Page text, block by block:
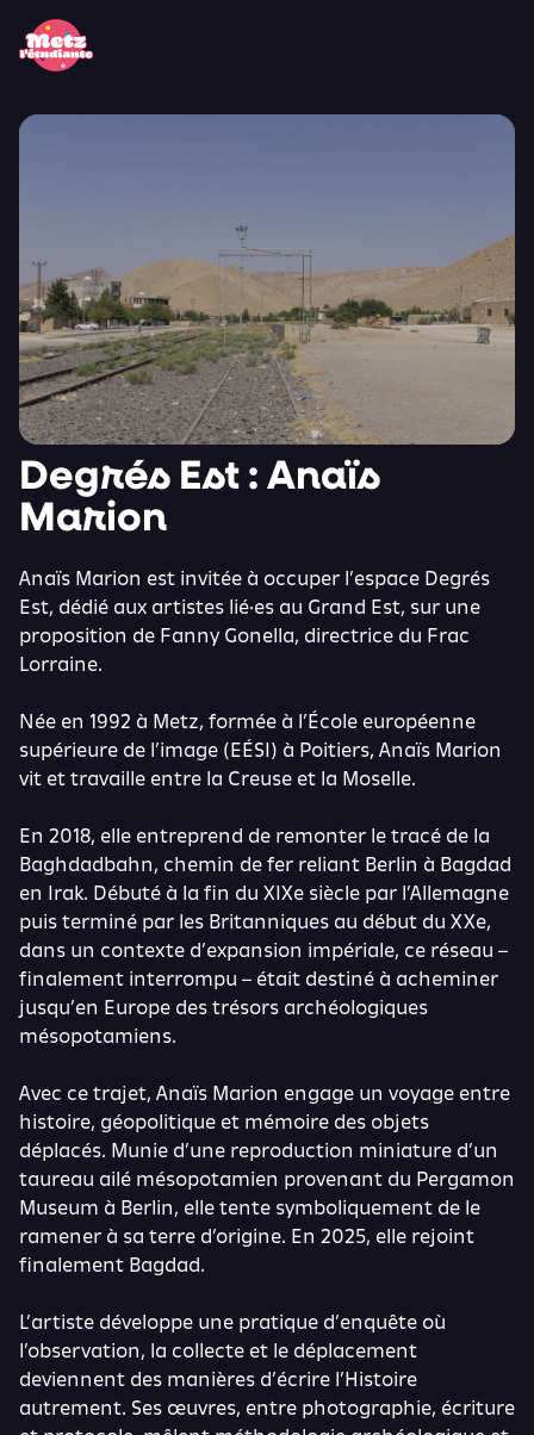
Degrés Est : Anaïs
Marion
Anaïs Marion est invitée à occuper l’espace Degrés
Est, dédié aux artistes lié·es au Grand Est, sur une
proposition de Fanny Gonella, directrice du Frac
Lorraine.
Née en 1992 à Metz, formée à l’École européenne
supérieure de l’image (EÉSI) à Poitiers, Anaïs Marion
vit et travaille entre la Creuse et la Moselle.
En 2018, elle entreprend de remonter le tracé de la
Baghdadbahn, chemin de fer reliant Berlin à Bagdad
en Irak. Débuté à la fin du XIXe siècle par l’Allemagne
puis terminé par les Britanniques au début du XXe,
dans un contexte d’expansion impériale, ce réseau –
finalement interrompu – était destiné à acheminer
jusqu’en Europe des trésors archéologiques
mésopotamiens.
Avec ce trajet, Anaïs Marion engage un voyage entre
histoire, géopolitique et mémoire des objets
déplacés. Munie d’une reproduction miniature d’un
taureau ailé mésopotamien provenant du Pergamon
Museum à Berlin, elle tente symboliquement de le
ramener à sa terre d’origine. En 2025, elle rejoint
finalement Bagdad.
L’artiste développe une pratique d’enquête où
l’observation, la collecte et le déplacement
deviennent des manières d’écrire l’Histoire
autrement. Ses œuvres, entre photographie, écriture